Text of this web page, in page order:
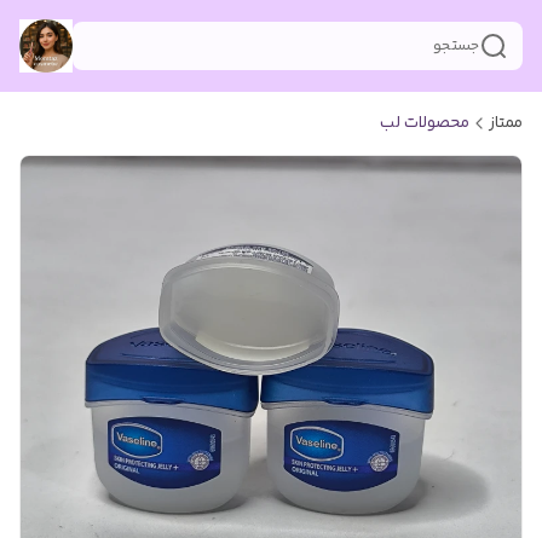
جستجو
ممتاز محصولات لب